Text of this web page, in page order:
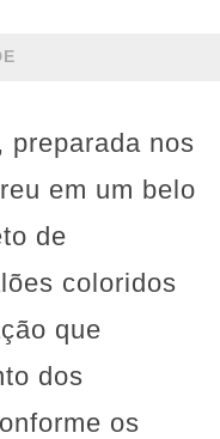
preparada nos
em um belo
de
coloridos
que
dos
os